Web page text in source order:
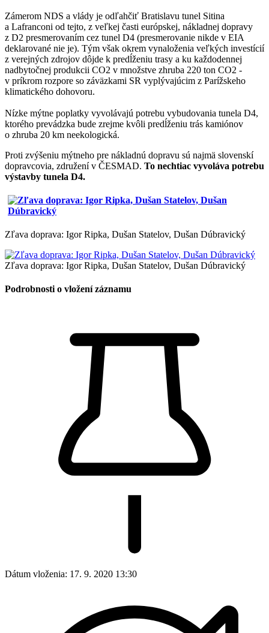
Zámerom NDS a vlády je odľahčiť Bratislavu tunel Sitina
a Lafranconi od tejto, z veľkej časti európskej, nákladnej dopravy
z D2 presmerovaním cez tunel D4 (presmerovanie nikde v EIA
deklarované nie je). Tým však okrem vynaloženia veľkých investícií
z verejných zdrojov dôjde k predĺženiu trasy a ku každodennej
nadbytočnej produkcii CO2 v množstve zhruba 220 ton CO2 -
v príkrom rozpore so záväzkami SR vyplývajúcim z Parížskeho
klimatického dohovoru.
Nízke mýtne poplatky vyvolávajú potrebu vybudovania tunela D4,
ktorého prevádzka bude zrejme kvôli predĺženiu trás kamiónov
o zhruba 20 km neekologická.
Proti zvýšeniu mýtneho pre nákladnú dopravu sú najmä slovenskí
dopravcovia, združení v ČESMAD. To nechtiac vyvoláva potrebu
výstavby tunela D4.
Zľava doprava: Igor Ripka, Dušan Statelov, Dušan Dúbravický
Zľava doprava: Igor Ripka, Dušan Statelov, Dušan Dúbravický
Podrobnosti o vložení záznamu
Dátum vloženia: 17. 9. 2020 13:30